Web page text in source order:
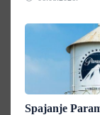
Spajanje